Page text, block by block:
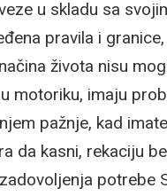
u skladu sa
pravila i
života nisu
motoriku, imaju
pažnje, kad
da kasni, rekaciju
potrebe